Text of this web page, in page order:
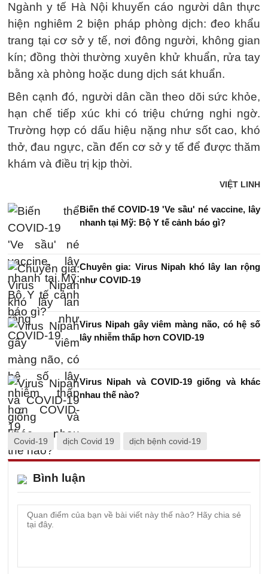
Ngành y tế Hà Nội khuyến cáo người dân thực
hiện nghiêm 2 biện pháp phòng dịch: đeo khẩu
trang tại cơ sở y tế, nơi đông người, không gian
kín; đồng thời thường xuyên khử khuẩn, rửa tay
bằng xà phòng hoặc dung dịch sát khuẩn.
Bên cạnh đó, người dân cần theo dõi sức khỏe,
hạn chế tiếp xúc khi có triệu chứng nghi ngờ.
Trường hợp có dấu hiệu nặng như sốt cao, khó
thở, đau ngực, cần đến cơ sở y tế để được thăm
khám và điều trị kịp thời.
VIỆT LINH
Biến thể COVID-19 'Ve sầu' né vaccine, lây
nhanh tại Mỹ: Bộ Y tế cảnh báo gì?
Chuyên gia: Virus Nipah khó lây lan rộng
như COVID-19
Virus Nipah gây viêm màng não, có hệ số
lây nhiễm thấp hơn COVID-19
Virus Nipah và COVID-19 giống và khác
nhau thế nào?
Covid-19 dịch Covid 19 dịch bệnh covid-19
Bình luận